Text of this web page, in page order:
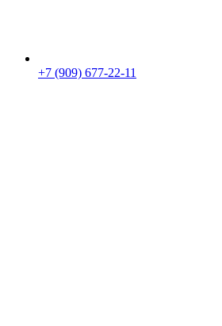
+7 (909) 677-22-11